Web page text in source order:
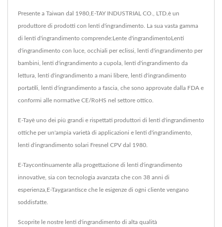
Presente a Taiwan dal 1980,E-TAY INDUSTRIAL CO., LTD.è un
produttore di prodotti con lenti d'ingrandimento. La sua vasta gamma
di lenti d'ingrandimento comprende:Lente d'ingrandimentoLenti
d'ingrandimento con luce, occhiali per eclissi, lenti d'ingrandimento per
bambini, lenti d'ingrandimento a cupola, lenti d'ingrandimento da
lettura, lenti d'ingrandimento a mani libere, lenti d'ingrandimento
portatili, lenti d'ingrandimento a fascia, che sono approvate dalla FDA e
conformi alle normative CE/RoHS nel settore ottico.
E-Tayè uno dei più grandi e rispettati produttori di lenti d'ingrandimento
ottiche per un'ampia varietà di applicazioni e lenti d'ingrandimento,
lenti d'ingrandimento solari Fresnel CPV dal 1980.
E-Taycontinuamente alla progettazione di lenti d'ingrandimento
innovative, sia con tecnologia avanzata che con 38 anni di
esperienza,E-Taygarantisce che le esigenze di ogni cliente vengano
soddisfatte.
Scoprite le nostre lenti d'ingrandimento di alta qualità